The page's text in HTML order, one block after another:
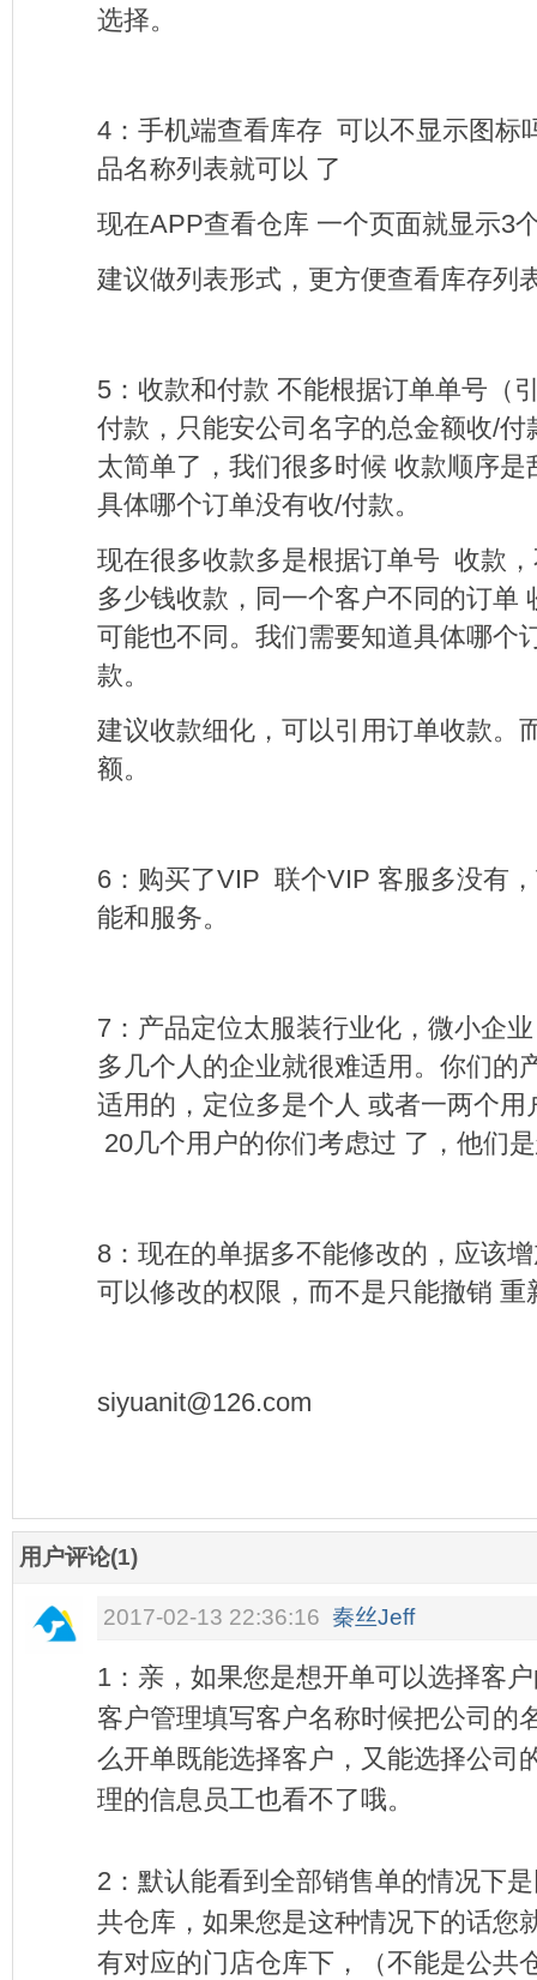
选择。
4 ：手机端查看库存 可以不显示图标
品名称列表就可以 了
现在APP查看仓库 一个页面就显示3
建议做列表形式，更方便查看库存列
5 ：收款和付款 不能根据订单单号（
付款，只能安公司名字的总金额收/付
太简单了，我们很多时候 收款顺序是
具体哪个订单没有收/付款。
现在很多收款多是根据订单号 收款
多少钱收款，同一个客户不同的订单
可能也不同。我们需要知道具体哪个
款。
建议收款细化，可以引用订单收款。
额。
6 ：购买了VIP 联个VIP 客服多没有，
能和服务。
7：产品定位太服装行业化，微小企
多几个人的企业就很难适用。你们的
适用的，定位多是个人 或者一两个用
20几个用户的你们考虑过 了，他们
8 ：现在的单据多不能修改的，应该
可以修改的权限，而不是只能撤销 重
siyuanit@126.com
用户评论(1)
2017-02-13 22:36:16 秦丝Jeff
1：亲，如果您是想开单可以选择客
客户管理填写客户名称时候把公司的
么开单既能选择客户，又能选择公司
理的信息员工也看不了哦。
2： 默认能看到全部销售单的情况下
共仓库，如果您是这种情况下的话您
有对应的门店仓库下，（不能是公共